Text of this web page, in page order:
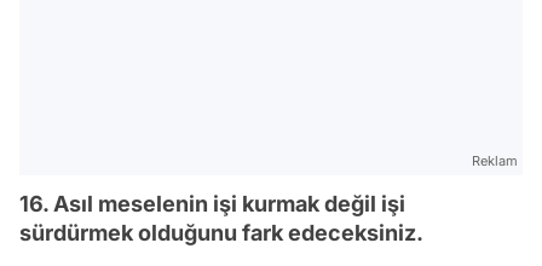
Reklam
16. Asıl meselenin işi kurmak değil işi
sürdürmek olduğunu fark edeceksiniz.